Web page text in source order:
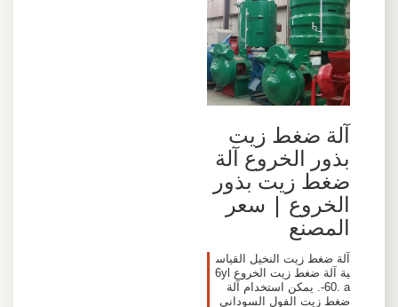
آلة ضغط زيت
بذور الخروع آلة
ضغط زيت بذور
الخروع | سعر
المصنع
آلة ضغط زيت النخيل القياس
ية آلة ضغط زيت الخروع 6yl
-60. a. يمكن استخدام آلة
ضغط زيت الفول السوداني